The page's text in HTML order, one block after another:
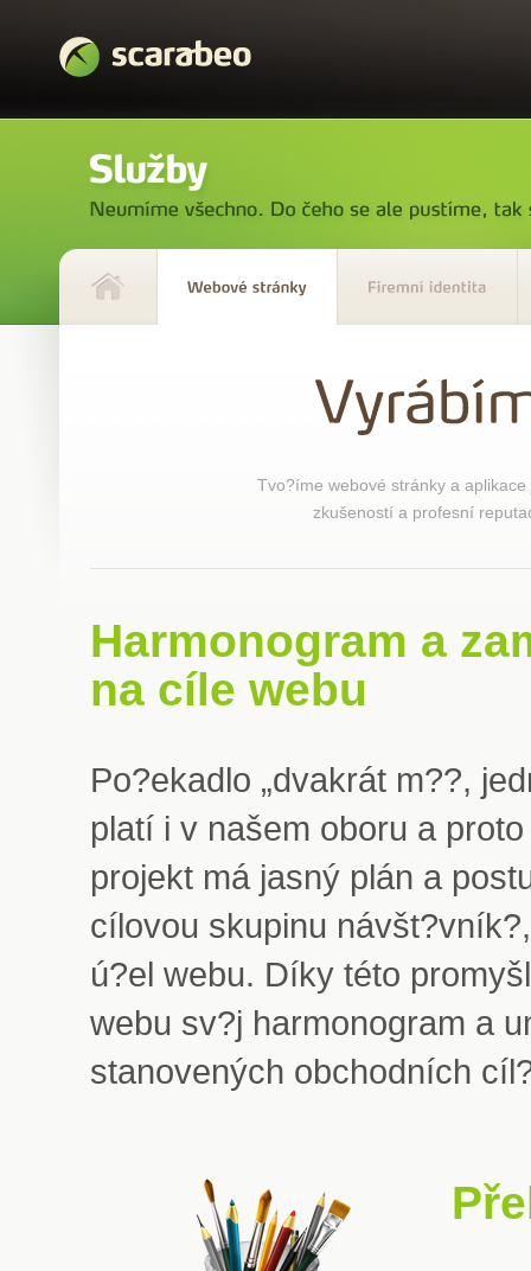
Tvo?íme webové stránky a
zkušeností a profesní
Harmonogram a
na cíle webu
Po?ekadlo „dvakrát m??,
platí i v našem oboru a
projekt má jasný plán a
cílovou skupinu
ú?el webu. Díky této
webu sv?j harmonogram a
stanovených obchodních